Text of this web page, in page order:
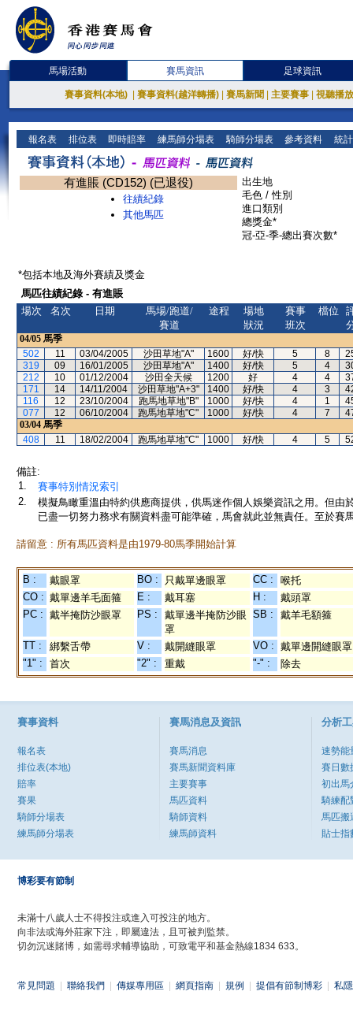
馬場活動 賽馬資訊 足球資訊
賽事資料(本地) 賽事資料(越洋轉播) 賽馬新聞 主要賽事 視聽播
報名表 排位表 即時賠率 練馬師分場表 騎師分場表 參考資料 統
有進賬 (CD152) (已退役)
往績紀錄
其他馬匹
出生地
毛色 / 性別
進口類別
總獎金*
冠-亞-季-總出賽次數*
*包括本地及海外賽績及獎金
馬匹往績紀錄 - 有進賬
場次
名次 日期
馬場/跑道/
賽道
途程
場地
狀況
賽事
班次
檔位
04/05 馬季
502
11 03/04/2005 沙田草地"A" 1600 好/快 5 8
319
09 16/01/2005 沙田草地"A" 1400 好/快 5 4
212
10 01/12/2004 沙田全天候 1200 好 4 4
171
14 14/11/2004 沙田草地"A+3" 1400 好/快 4 3
116
12 23/10/2004 跑馬地草地"B" 1000 好/快 4 1
077
12 06/10/2004 跑馬地草地"C" 1000 好/快 4 7
03/04 馬季
408
11 18/02/2004 跑馬地草地"C" 1000 好/快 4 5
備註:
1.
賽事特別情況索引
2.
模擬鳥瞰重溫由特約供應商提供，供馬迷作個人娛樂資訊之用。但
已盡一切努力務求有關資料盡可能準確，馬會就此並無責任。至於賽
請留意 : 所有馬匹資料是由1979-80馬季開始計算
B : 戴眼罩 BO : 只戴單邊眼罩 CC :
喉托
CO : 戴單邊羊毛面箍 E : 戴耳塞 H :
戴頭罩
PC : 戴半掩防沙眼罩 PS :
戴單邊半掩防沙眼
罩
SB : 戴羊毛額箍
TT : 綁繫舌帶 V : 戴開縫眼罩 VO : 戴單邊開縫眼罩
"1" :
首次 "2" : 重戴 "-" : 除去
賽事資料
報名表
排位表(本地)
賠率
賽果
騎師分場表
練馬師分場表
賽馬消息及資訊
賽馬消息
賽馬新聞資料庫
主要賽事
馬匹資料
騎師資料
練馬師資料
分析
速勢能
賽日數
初出馬
騎練配
馬匹搬
貼士指
博彩要有節制
未滿十八歲人士不得投注或進入可投注的地方。
向非法或海外莊家下注，即屬違法，且可被判監禁。
切勿沉迷賭博，如需尋求輔導協助，可致電平和基金熱線1834 633。
常見問題 聯絡我們 傳媒專用區 網頁指南 規例 提倡有節制博彩 私